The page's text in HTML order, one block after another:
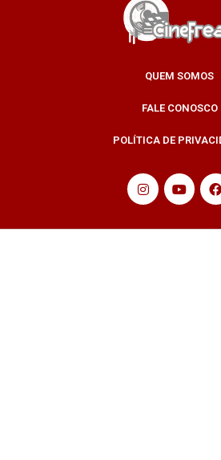
QUEM SOMOS
FALE CONOSCO
POLÍTICA DE